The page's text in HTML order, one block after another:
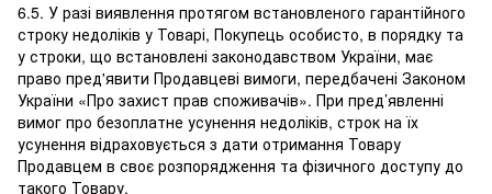
6.5. У разі виявлення протягом встановленого гарантійного
строку недоліків у Товарі, Покупець особисто, в порядку та
у строки, що встановлені законодавством України, має
право пред'явити Продавцеві вимоги, передбачені Законом
України «Про захист прав споживачів». При пред’явленні
вимог про безоплатне усунення недоліків, строк на їх
усунення відраховується з дати отримання Товару
Продавцем в своє розпорядження та фізичного доступу до
такого Товару.